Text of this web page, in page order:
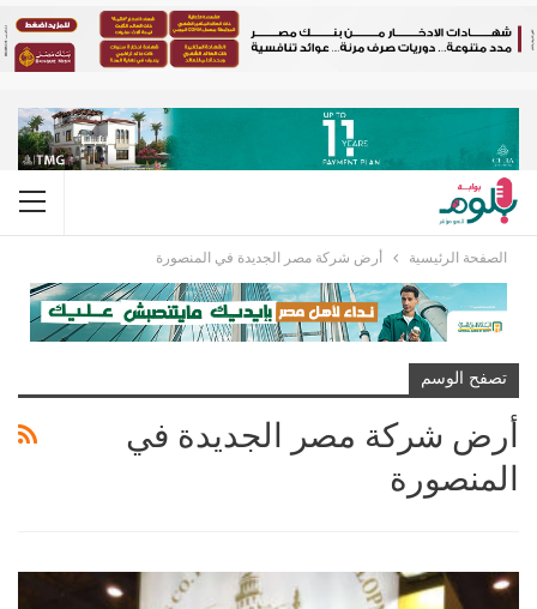
الصفحة الرئيسية أرض شركة مصر الجديدة في المنصورة
تصفح الوسم
أرض شركة مصر الجديدة في
المنصورة